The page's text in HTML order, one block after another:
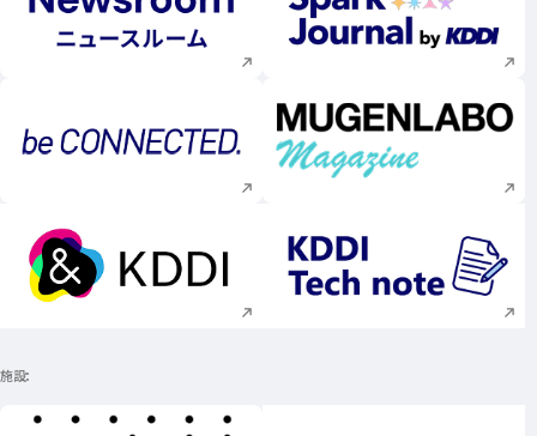
新規ウィンドウで開く 新規ウィンドウで
新規ウィンドウで開く 新規ウィンドウで
新規ウィンドウで開く 新規ウィンドウで
施設